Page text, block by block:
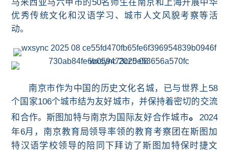
马来西亚马六甲市的50名师生在南京和上海开展中华
优秀传统文化和汉语学习、城市人文风貌考察等活
动。
南京市作为中国的历史文化名城，已与世界上58
个国家106个城市结为友好城市，并保持着密切的交流
和合作。斯图加特与南京为国 际友好合作城市。
2024
年6月 ，南京教育局领导率领的教育考察团在斯图加
特汉语学校领导的陪同下拜访了斯图加特保时捷文